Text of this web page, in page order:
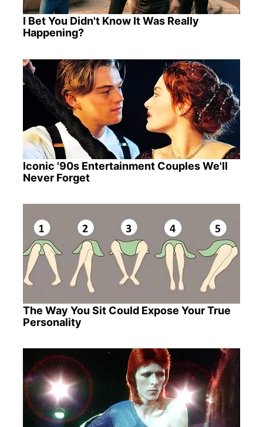
I Bet You Didn't Know It Was Really
Happening?
Iconic '90s Entertainment Couples We'll
Never Forget
The Way You Sit Could Expose Your True
Personality